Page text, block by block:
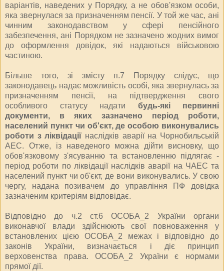
варіантів, наведених у Порядку, а не обов'язком особи,
яка звернулася за призначенням пенсії. У той же час, ані
чинним законодавством у сфері пенсійного
забезпечення, ані Порядком не зазначено жодних вимог
до оформлення довідок, які надаються військовою
частиною.
Більше того, зі змісту п.7 Порядку слідує, що
законодавець надає можливість особі, яка звернулась за
призначенням пенсії, на підтвердження свого
особливого статусу надати будь-які первинні
документи, в яких зазначено період роботи,
населений пункт чи об'єкт, де особою виконувались
роботи з ліквідації наслідків аварії на Чорнобильській
АЕС. Отже, із наведеного можна дійти висновку, що
обов'язковому з'ясуванню та встановленню підлягає -
період роботи по ліквідації наслідків аварії на ЧАЕС та
населений пункт чи об'єкт, де вони виконувались. У свою
чергу, надана позивачем до управління ПФ довідка
зазначеним критеріям відповідає.
Відповідно до ч.2 ст.6 ОСОБА_2 України органи
виконавчої влади здійснюють свої повноваження у
встановлених цією ОСОБА_2 межах і відповідно до
законів України, визначається і діє принцип
верховенства права. ОСОБА_2 України є нормами
прямої дії.